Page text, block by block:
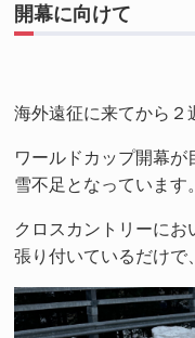
開幕に向けて
海外遠征に来てから２
ワールドカップ開幕が
雪不足となっています。
クロスカントリーに
張り付いているだけで